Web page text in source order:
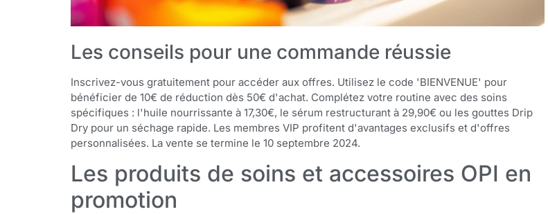
Les conseils pour une commande réussie
Inscrivez-vous gratuitement pour accéder aux offres. Utilisez le code 'BIENVENUE' pour
bénéficier de 10€ de réduction dès 50€ d'achat. Complétez votre routine avec des soins
spécifiques : l'huile nourrissante à 17,30€, le sérum restructurant à 29,90€ ou les gouttes Drip
Dry pour un séchage rapide. Les membres VIP profitent d'avantages exclusifs et d'offres
personnalisées. La vente se termine le 10 septembre 2024.
Les produits de soins et accessoires OPI en
promotion